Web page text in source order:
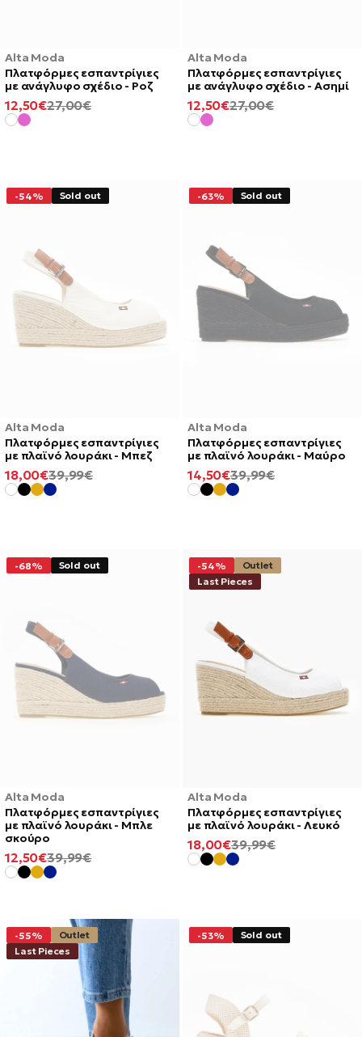
Alta Moda
Πλατφόρμες εσπαντρίγιες
με ανάγλυφο σχέδιο - Ροζ
ΚΑΝΟΝΙΚΉ
27,00€
ΕΛΆΧΙΣΤΗ
ΤΙΜΉ
12,50€
Alta Moda
Πλατφόρμες εσπαντρίγιες
με ανάγλυφο σχέδιο - Ασημί
ΚΑΝΟΝΙΚΉ
27,00€
ΕΛΆΧΙΣΤΗ
ΤΙΜΉ
12,50€
Alta Moda
Πλατφόρμες εσπαντρίγιες
με πλαϊνό λουράκι - Μπεζ
-54% Sold out
ΚΑΝΟΝΙΚΉ
39,99€
ΕΛΆΧΙΣΤΗ
ΤΙΜΉ
18,00€
Alta Moda
Πλατφόρμες εσπαντρίγιες
με πλαϊνό λουράκι - Μαύρο
-63% Sold out
ΚΑΝΟΝΙΚΉ
39,99€
ΕΛΆΧΙΣΤΗ
ΤΙΜΉ
14,50€
Alta Moda
Πλατφόρμες εσπαντρίγιες
με πλαϊνό λουράκι - Μπλε
σκούρο
-68% Sold out
ΚΑΝΟΝΙΚΉ
39,99€
ΕΛΆΧΙΣΤΗ
ΤΙΜΉ
12,50€
Alta Moda
Πλατφόρμες εσπαντρίγιες
με πλαϊνό λουράκι - Λευκό
-54%
Outlet
Last Pieces
ΚΑΝΟΝΙΚΉ
39,99€
ΕΛΆΧΙΣΤΗ
ΤΙΜΉ
18,00€
-55%
Outlet
Last Pieces
-53% Sold out